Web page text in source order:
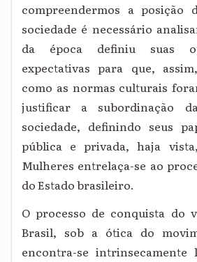
compreendermos a posição
sociedade é necessário
da época definiu suas
expectativas para que,
como as normas culturais
justificar a subordinação
sociedade, definindo seus
pública e privada, haja
Mulheres entrelaça-se ao
do Estado brasileiro.
O processo de conquista do
Brasil, sob a ótica do
encontra-se